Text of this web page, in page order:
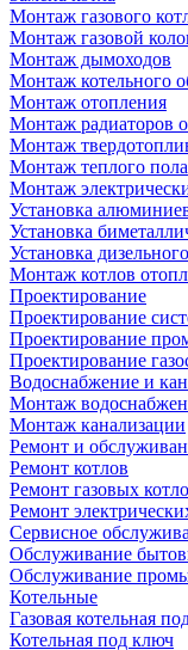
Монтаж газового
Монтаж газовой
Монтаж дымоходов
Монтаж котельного
Монтаж отопления
Монтаж радиаторов
Монтаж
Монтаж теплого пола
Монтаж
Установка
Установка
Установка
Монтаж котлов
Проектирование
Проектирование
Проектирование
Проектирование
Водоснабжение и
Монтаж
Монтаж канализации
Ремонт и
Ремонт котлов
Ремонт газовых
Ремонт
Сервисное
Обслуживание
Обслуживание
Котельные
Газовая котельная
Котельная под ключ